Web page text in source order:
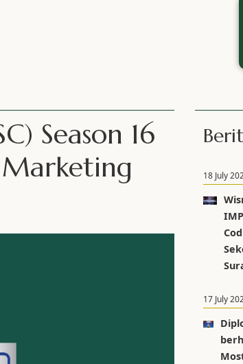
Season 16
Marketing
18 July
17 July